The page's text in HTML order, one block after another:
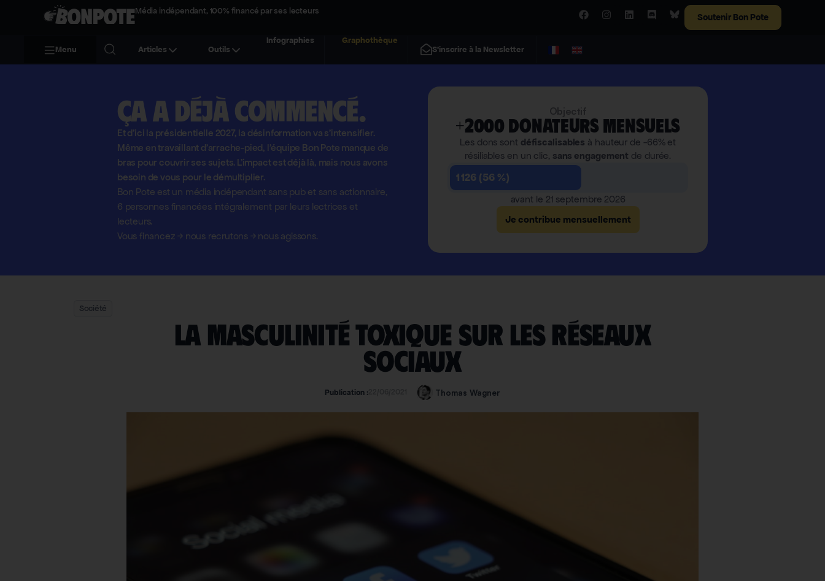
Média indépendant, 100% financé par ses lecteurs
Soutenir Bon Pote
Menu Articles Outils
Infographies
Graphothèque
S'inscrire à la Newsletter
Ça a déjà commencé.
Et d'ici la présidentielle 2027, la désinformation va s'intensifier.
Même en travaillant d'arrache-pied, l'équipe Bon Pote manque de
bras pour couvrir ses sujets. L'impact est déjà là, mais nous avons
besoin de vous pour le démultiplier.
Bon Pote est un média indépendant sans pub et sans actionnaire,
6 personnes financées intégralement par leurs lectrices et
lecteurs.
Vous financez→nous recrutons →nous agissons.
+2000 donateurs mensuels
Les dons sont défiscalisables à hauteur de -66% et
résiliables en un clic, sans engagement de durée.
1 126 (56 %)
avant le 21 septembre 2026
Je contribue mensuellement
Société
La masculinité toxique sur les réseaux
sociaux
Publication : Thomas Wagner